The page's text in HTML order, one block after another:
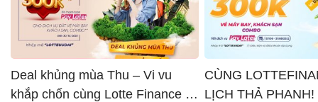
Deal khủng mùa Thu – Vi vu
khắp chốn cùng Lotte Finance x
CÙNG
LỊCH THẢ PHANH!